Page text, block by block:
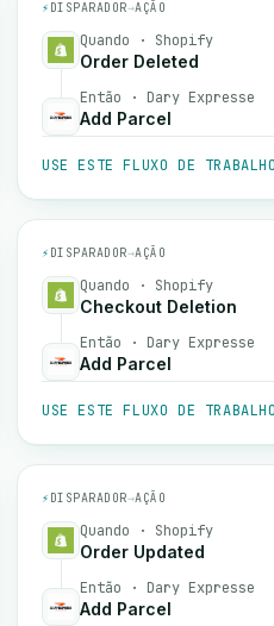
⚡ DISPARADOR→AÇÃO
Quando · Shopify
Order Deleted
Então · Dary Expresse
Add Parcel
USE ESTE FLUXO DE
⚡ DISPARADOR→AÇÃO
Quando · Shopify
Checkout Deletion
Então · Dary Expresse
Add Parcel
USE ESTE FLUXO DE
⚡ DISPARADOR→AÇÃO
Quando · Shopify
Order Updated
Então · Dary Expresse
Add Parcel